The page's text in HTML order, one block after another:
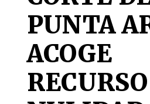
PUNTA
ACOGE